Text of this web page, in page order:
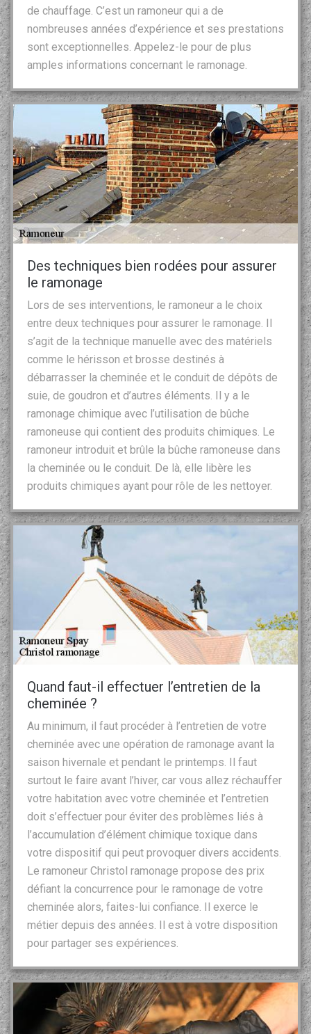
de chauffage. C’est un ramoneur qui a de
nombreuses années d’expérience et ses prestations
sont exceptionnelles. Appelez-le pour de plus
amples informations concernant le ramonage.
Des techniques bien rodées pour assurer
le ramonage
Lors de ses interventions, le ramoneur a le choix
entre deux techniques pour assurer le ramonage. Il
s’agit de la technique manuelle avec des matériels
comme le hérisson et brosse destinés à
débarrasser la cheminée et le conduit de dépôts de
suie, de goudron et d’autres éléments. Il y a le
ramonage chimique avec l’utilisation de bûche
ramoneuse qui contient des produits chimiques. Le
ramoneur introduit et brûle la bûche ramoneuse dans
la cheminée ou le conduit. De là, elle libère les
produits chimiques ayant pour rôle de les nettoyer.
Quand faut-il effectuer l’entretien de la
cheminée ?
Au minimum, il faut procéder à l’entretien de votre
cheminée avec une opération de ramonage avant la
saison hivernale et pendant le printemps. Il faut
surtout le faire avant l’hiver, car vous allez réchauffer
votre habitation avec votre cheminée et l’entretien
doit s’effectuer pour éviter des problèmes liés à
l’accumulation d’élément chimique toxique dans
votre dispositif qui peut provoquer divers accidents.
Le ramoneur Christol ramonage propose des prix
défiant la concurrence pour le ramonage de votre
cheminée alors, faites-lui confiance. Il exerce le
métier depuis des années. Il est à votre disposition
pour partager ses expériences.